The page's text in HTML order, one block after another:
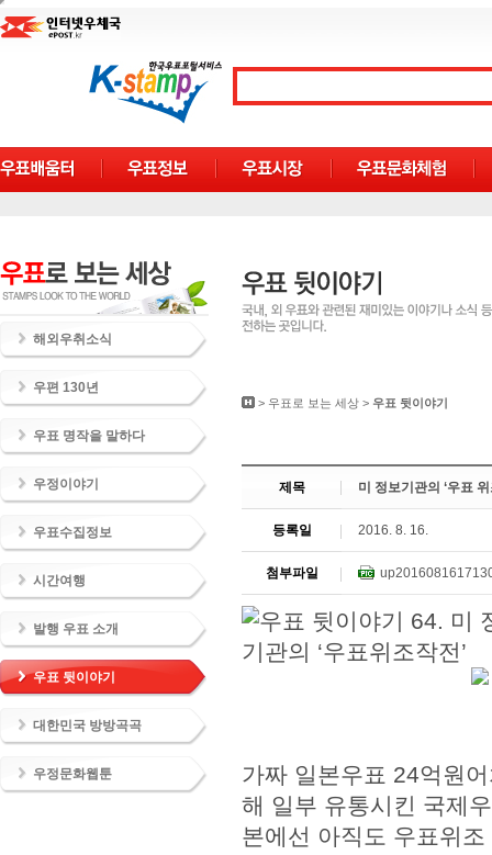
해외우취소식
우편 130년
우표 명작을 말하다
우정이야기
우표수집정보
시간여행
발행 우표 소개
우표 뒷이야기
대한민국 방방곡곡
우정문화웹툰
> 우표로 보는 세상 > 우표 뒷이야기
제목 미 정보기관의 ‘우표 위
등록일 2016. 8. 16.
첨부파일
가짜 일본우표 24억원
해 일부 유통시킨 국제
본에선 아직도 우표위